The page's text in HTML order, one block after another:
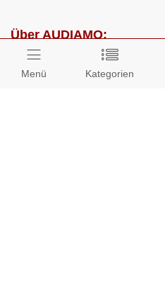
Menü Kategorien
Über AUDIAMO:
Impressum